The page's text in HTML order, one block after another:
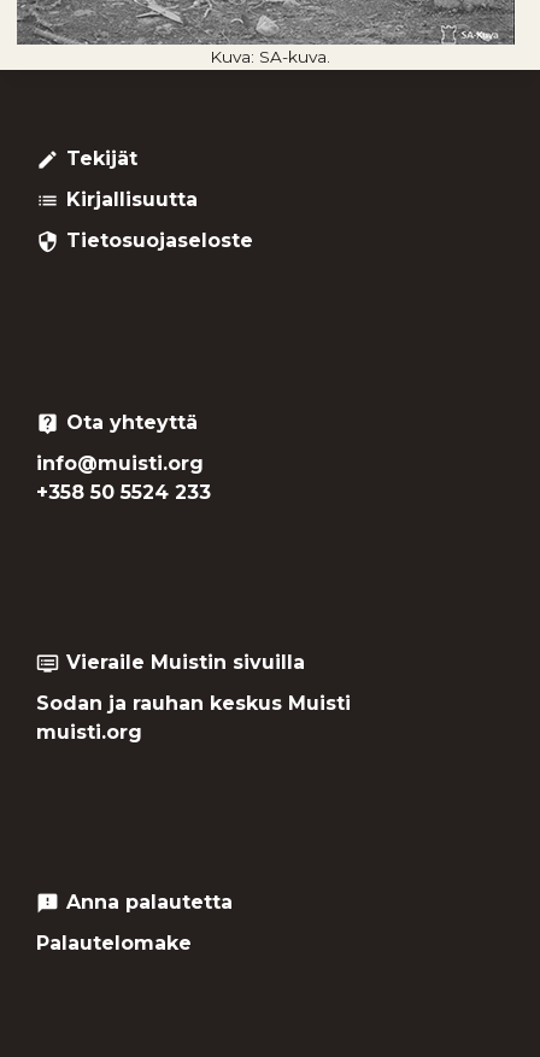
Kuva: SA-kuva.
create Tekijät
list Kirjallisuutta
security Tietosuojaseloste
live_help Ota yhteyttä
info@muisti.org
+358 50 5524 233
dvr Vieraile Muistin sivuilla
Sodan ja rauhan keskus Muisti
muisti.org
feedback Anna palautetta
Palautelomake